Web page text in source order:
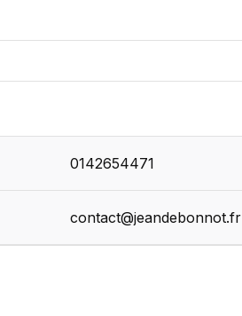
0142654471
contact@jeandebonnot.fr